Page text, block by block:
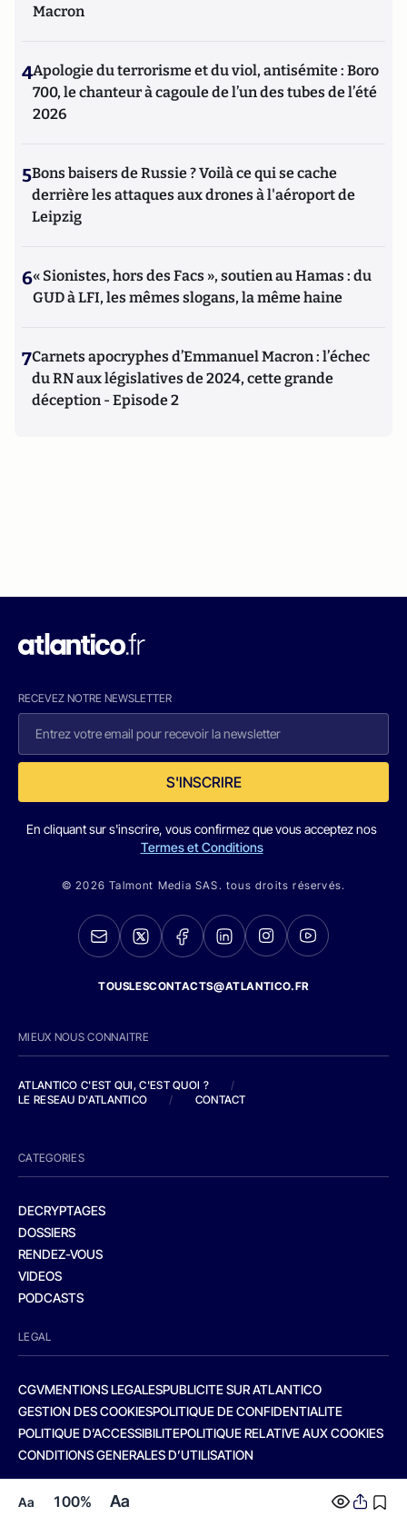
Aa 100% Aa
Macron
4Apologie du terrorisme et du viol, antisémite : Boro
700, le chanteur à cagoule de l’un des tubes de l’été
2026
5Bons baisers de Russie ? Voilà ce qui se cache
derrière les attaques aux drones à l'aéroport de
Leipzig
6« Sionistes, hors des Facs », soutien au Hamas : du
GUD à LFI, les mêmes slogans, la même haine
7Carnets apocryphes d’Emmanuel Macron : l’échec
du RN aux législatives de 2024, cette grande
déception - Episode 2
RECEVEZ NOTRE NEWSLETTER
S'INSCRIRE
En cliquant sur s'inscrire, vous confirmez que vous acceptez nos
Termes et Conditions
© 2026 Talmont Media SAS. tous droits réservés.
TOUSLESCONTACTS@ATLANTICO.FR
MIEUX NOUS CONNAITRE
ATLANTICO C'EST QUI, C'EST QUOI ?
/
LE RESEAU D'ATLANTICO
/ CONTACT
CATEGORIES
DECRYPTAGES
DOSSIERS
RENDEZ-VOUS
VIDEOS
PODCASTS
LEGAL
CGVMENTIONS LEGALESPUBLICITE SUR ATLANTICO
GESTION DES COOKIESPOLITIQUE DE CONFIDENTIALITE
POLITIQUE D’ACCESSIBILITEPOLITIQUE RELATIVE AUX COOKIES
CONDITIONS GENERALES D’UTILISATION